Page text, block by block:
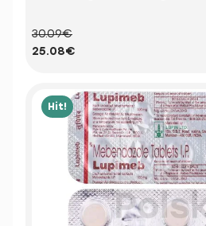
30.09€
25.08€
Hit!